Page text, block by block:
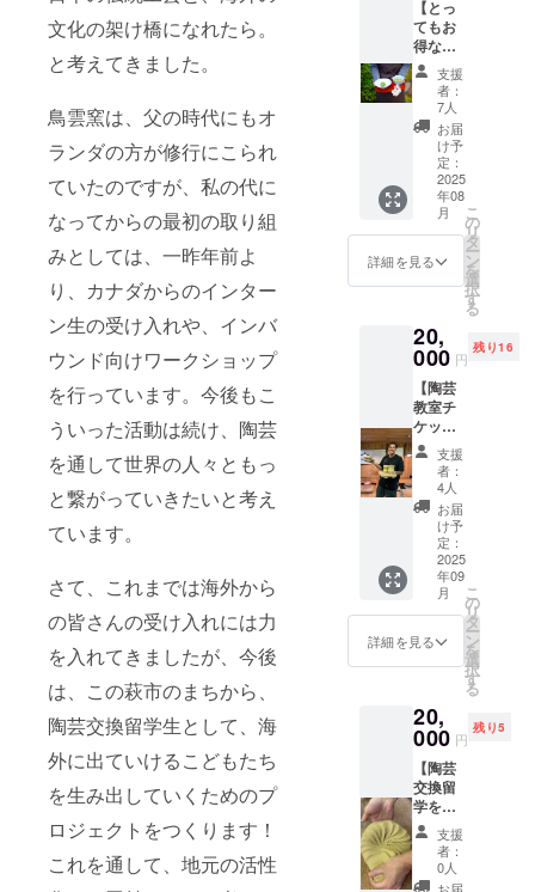
文化の架け橋になれたら。
と考えてきました。
鳥雲窯は、父の時代にもオ
ランダの方が修行にこられ
ていたのですが、私の代に
なってからの最初の取り組
みとしては、一昨年前よ
り、カナダからのインター
ン生の受け入れや、インバ
ウンド向けワークショップ
を行っています。今後もこ
ういった活動は続け、陶芸
を通して世界の人々ともっ
と繋がっていきたいと考え
ています。
さて、これまでは海外から
の皆さんの受け入れには力
を入れてきましたが、今後
は、この萩市のまちから、
陶芸交換留学生として、海
外に出ていけるこどもたち
を生み出していくためのプ
ロジェクトをつくります！
これを通して、地元の活性
【とっ
てもお
得な萩
焼ギブ
トセッ
ト】 ・
詳細: お
皿、酒
器、
カップ
類、一
輪挿し
など、
6〜7点
程度の
す。色
は様々
です。
もちろ
んＢ級
品、ア
ウト
レット
の商品
は含み
ません
のでご
安心く
ださ
い。 ・
注意事
項：ギ
になり
ます。
への発
送をご
希望の
方は送
料を別
途いた
だきま
支援
者：
7人
お届
け予
定：
2025
年08
月
詳細を見る
こ
の
リ
タ
ー
ン
を
選
択
す
る
20,
000 円
残り16
【陶芸
教室チ
ケッ
ト】 4
時間
ゆった
りと、
プライ
ベート
空間で
陶芸体
験を楽
しんで
いただ
けま
制作し
た世界
で一つ
の萩焼
を焼き
上げて
お送り
しま
す。 チ
ケット
支援
者：
4人
お届
け予
定：
2025
年09
月
詳細を見る
こ
の
リ
タ
ー
ン
を
選
択
す
る
20,
000 円
残り5
【陶芸
交換留
学を見
据えた
英語陶
芸教室
プラン
支援
者：
0人